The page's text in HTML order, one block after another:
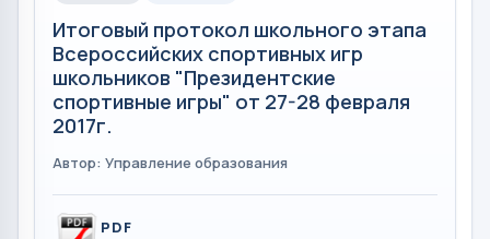
Итоговый протокол школьного этапа
Всероссийских спортивных игр
школьников "Президентские
спортивные игры" от 27-28 февраля
2017г.
Автор: Управление образования
PDF